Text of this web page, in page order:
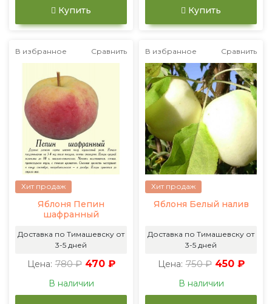
Купить Купить
В избранное Сравнить
Хит продаж
Яблоня Пепин
шафранный
Доставка по Тимашевску от
3-5 дней
Цена: 780 ₽ 470 ₽
В наличии
В избранное Сравнить
Хит продаж
Яблоня Белый налив
Доставка по Тимашевску от
3-5 дней
Цена: 750 ₽ 450 ₽
В наличии